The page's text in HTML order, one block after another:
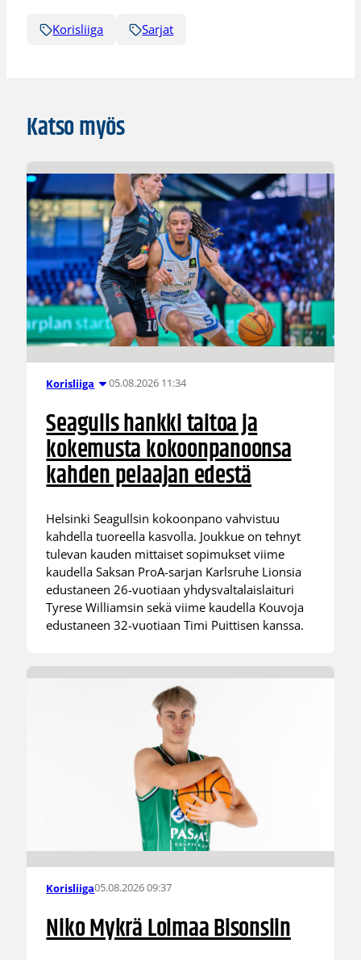
Korisliiga Sarjat
Katso myös
Korisliiga 05.08.2026 11:34
Seagulls hankki taitoa ja
kokemusta kokoonpanoonsa
kahden pelaajan edestä
Helsinki Seagullsin kokoonpano vahvistuu
kahdella tuoreella kasvolla. Joukkue on tehnyt
tulevan kauden mittaiset sopimukset viime
kaudella Saksan ProA-sarjan Karlsruhe Lionsia
edustaneen 26-vuotiaan yhdysvaltalaislaituri
Tyrese Williamsin sekä viime kaudella Kouvoja
edustaneen 32-vuotiaan Timi Puittisen kanssa.
Korisliiga05.08.2026 09:37
Niko Mykrä Loimaa Bisonsiin